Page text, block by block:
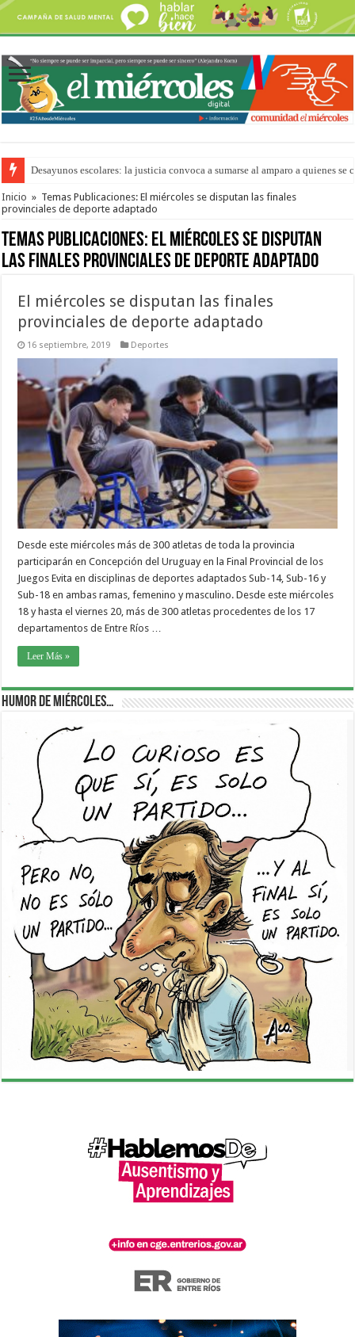
Desayunos escolares: la justicia convoca a sumarse al amparo a quienes se
“La Feria en tu Barrio” para agostocon sus días y horarios
Inicio » Temas Publicaciones: El miércoles se disputan las finales
provinciales de deporte adaptado
Temas Publicaciones: El miércoles se disputan
las finales provinciales de deporte adaptado
El miércoles se disputan las finales
provinciales de deporte adaptado
16 septiembre, 2019 Deportes
Desde este miércoles más de 300 atletas de toda la provincia
participarán en Concepción del Uruguay en la Final Provincial de los
Juegos Evita en disciplinas de deportes adaptados Sub-14, Sub-16 y
Sub-18 en ambas ramas, femenino y masculino. Desde este miércoles
18 y hasta el viernes 20, más de 300 atletas procedentes de los 17
departamentos de Entre Ríos …
Leer Más »
Humor de Miércoles…